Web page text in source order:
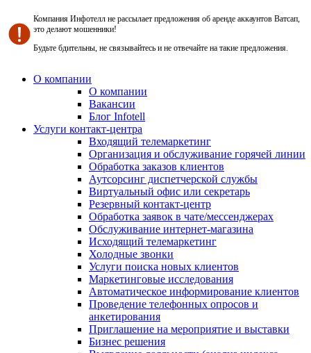
Компания Инфотелл не рассылает предложения об аренде аккаунтов Ватсап,
это делают мошенники!
Будьте бдительны, не связывайтесь и не отвечайте на такие предложения.
О компании
О компании
Вакансии
Блог Infotell
Услуги контакт-центра
Входящий телемаркетинг
Организация и обслуживание горячей линии
Обработка заказов клиентов
Аутсорсинг диспетчерской службы
Виртуальный офис или секретарь
Резервный контакт-центр
Обработка заявок в чате/мессенджерах
Обслуживание интернет-магазина
Исходящий телемаркетинг
Холодные звонки
Услуги поиска новых клиентов
Маркетинговые исследования
Автоматическое информирование клиентов
Проведение телефонных опросов и
анкетирования
Приглашение на мероприятие и выставки
Бизнес решения